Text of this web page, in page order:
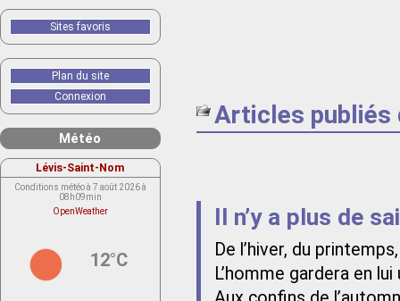
Articles publiés
Il n’y a plus de
De l’hiver, du
L’homme gardera en
Sites favoris
Plan du site
Connexion
Météo
Lévis-Saint-Nom
Conditions météo à 7 août 2026 à
08h09min
OpenWeather
12°C